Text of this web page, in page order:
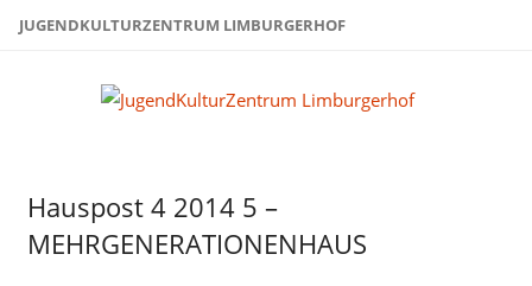
ZumJUGENDKULTURZENTRUM LIMBURGERHOF
Hauspost
4 2014
Hauspost 4 2014 5 –
MEHRGENERATIONENHAUS